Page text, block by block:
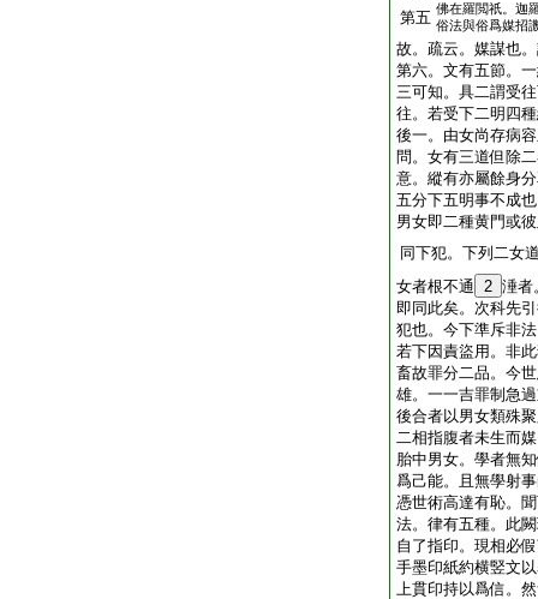
第五 佛在羅閲祇。迦
俗法與俗爲媒招
故。疏云。媒謀也
第六。文有五節。
三可知。具二謂受
往。若受下二明四
後一。由女尚存病
問。女有三道但除
意。縱有亦屬餘身
五分下五明事不成
男女即二種黄門或
同下犯。下列二女
女者根不通 2 涶者
即同此矣。次科先
犯也。今下準斥非
若下因責盜用。非
畜故罪分二品。今
雄。一一吉罪制急
後合者以男女類殊
二相指腹者未生而
胎中男女。學者無
爲己能。且無學射
憑世術高達有恥。
法。律有五種。此
自了指印。現相必
手墨印紙約横竪文
上貫印持以爲信。